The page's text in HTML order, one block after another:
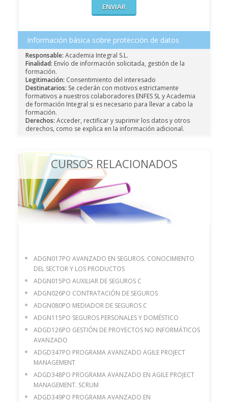
Información básica sobre protección de datos
Responsable: Academia Integral S.L.
Finalidad: Envío de información solicitada, gestión de la
formación.
Legitimación: Consentimiento del interesado
Destinatarios: Se cederán con motivos estrictamente
formativos a nuestros colaboradores ENFES SL y Academia
de formación Integral si es necesario para llevar a cabo la
formación.
Derechos: Acceder, rectificar y suprimir los datos y otros
derechos, como se explica en la información adicional.
CURSOS RELACIONADOS
ADGN017PO AVANZADO EN SEGUROS. CONOCIMIENTO
DEL SECTOR Y LOS PRODUCTOS
ADGN015PO AUXILIAR DE SEGUROS C
ADGN026PO CONTRATACIÓN DE SEGUROS
ADGN080PO MEDIADOR DE SEGUROS C
ADGN115PO SEGUROS PERSONALES Y DOMÉSTICO
ADGD126PO GESTIÓN DE PROYECTOS NO INFORMÁTICOS
AVANZADO
ADGD347PO PROGRAMA AVANZADO AGILE PROJECT
MANAGEMENT
ADGD348PO PROGRAMA AVANZADO EN AGILE PROJECT
MANAGEMENT. SCRUM
ADGD349PO PROGRAMA AVANZADO EN